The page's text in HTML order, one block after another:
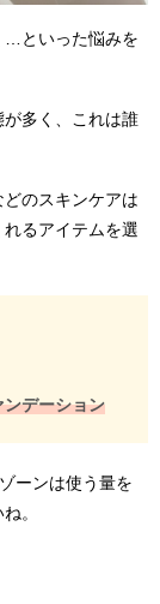
…といった悩みを
多く、これは誰
のスキンケアは
るアイテムを選
デーション
ーンは使う量を
。